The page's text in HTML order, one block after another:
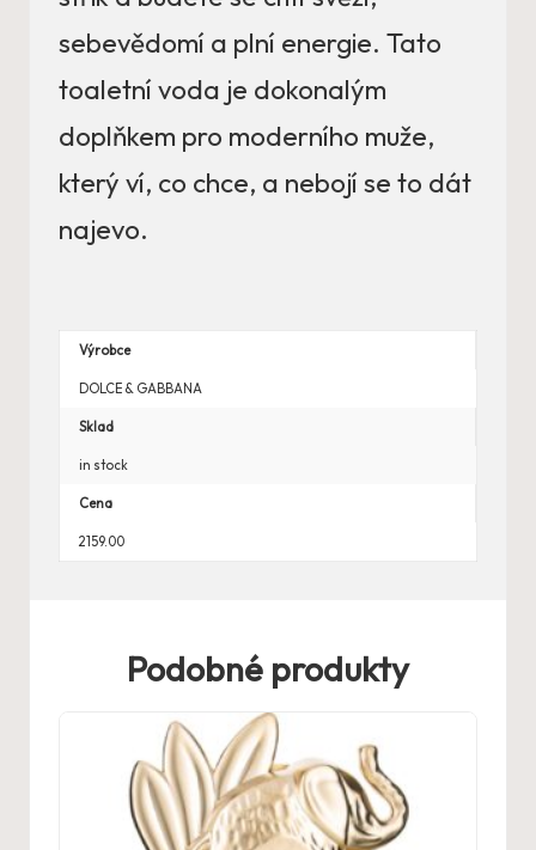
sebevědomí a plní energie. Tato
toaletní voda je dokonalým
doplňkem pro moderního muže,
který ví, co chce, a nebojí se to dát
najevo.
Výrobce
DOLCE & GABBANA
Sklad
in stock
Cena
2159.00
Podobné produkty